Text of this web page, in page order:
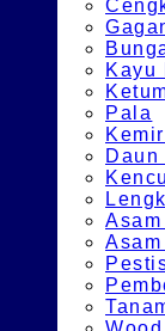
Kayu
Pala
Daun